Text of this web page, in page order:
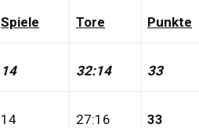
Spiele Tore Punkte
14 32:14 33
14 27:16 33